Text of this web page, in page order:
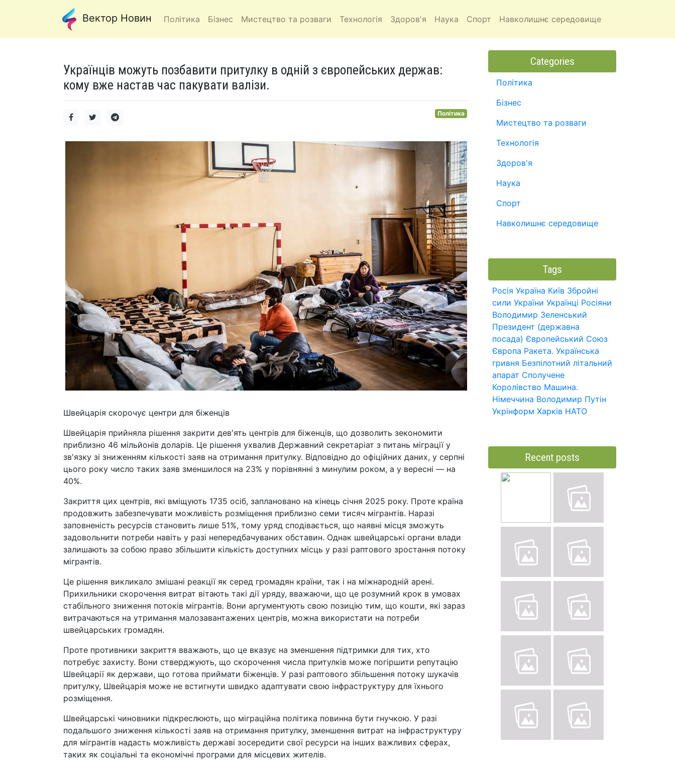
Вектор Новин Політика Бізнес Мистецтво та розваги Технологія Здоров'я Наука Спорт Навколишнє середовище
Українців можуть позбавити притулку в одній з європейських держав:
кому вже настав час пакувати валізи.
Політика
Швейцарія скорочує центри для біженців
Швейцарія прийняла рішення закрити дев'ять центрів для біженців, що дозволить зекономити
приблизно 46 мільйонів доларів. Це рішення ухвалив Державний секретаріат з питань міграції у
зв'язку зі зниженням кількості заяв на отримання притулку. Відповідно до офіційних даних, у серпні
цього року число таких заяв зменшилося на 23% у порівнянні з минулим роком, а у вересні — на
40%.
Закриття цих центрів, які вміщують 1735 осіб, заплановано на кінець січня 2025 року. Проте країна
продовжить забезпечувати можливість розміщення приблизно семи тисяч мігрантів. Наразі
заповненість ресурсів становить лише 51%, тому уряд сподівається, що наявні місця зможуть
задовольнити потреби навіть у разі непередбачуваних обставин. Однак швейцарські органи влади
залишають за собою право збільшити кількість доступних місць у разі раптового зростання потоку
мігрантів.
Це рішення викликало змішані реакції як серед громадян країни, так і на міжнародній арені.
Прихильники скорочення витрат вітають такі дії уряду, вважаючи, що це розумний крок в умовах
стабільного зниження потоків мігрантів. Вони аргументують свою позицію тим, що кошти, які зараз
витрачаються на утримання малозавантажених центрів, можна використати на потреби
швейцарських громадян.
Проте противники закриття вважають, що це вказує на зменшення підтримки для тих, хто
потребує захисту. Вони стверджують, що скорочення числа притулків може погіршити репутацію
Швейцарії як держави, що готова приймати біженців. У разі раптового збільшення потоку шукачів
притулку, Швейцарія може не встигнути швидко адаптувати свою інфраструктуру для їхнього
розміщення.
Швейцарські чиновники підкреслюють, що міграційна політика повинна бути гнучкою. У разі
подальшого зниження кількості заяв на отримання притулку, зменшення витрат на інфраструктуру
для мігрантів надасть можливість державі зосередити свої ресурси на інших важливих сферах,
таких як соціальні та економічні програми для місцевих жителів.
Categories
Політика
Бізнес
Мистецтво та розваги
Технологія
Здоров'я
Наука
Спорт
Навколишнє середовище
Tags
Росія Україна Київ Збройні
сили України Українці Росіяни
Володимир Зеленський
Президент (державна
посада) Європейський Союз
Європа Ракета. Українська
гривня Безпілотний літальний
апарат Сполучене
Королівство Машина.
Німеччина Володимир Путін
Укрінформ Харків НАТО
Recent posts